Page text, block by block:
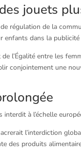
jouets
régulation de la
enfants dans la
l’Égalité entre les
conjointement une
à l’échelle
l’interdiction
des produits